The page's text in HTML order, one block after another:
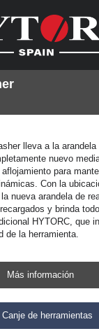
lleva a la
nuevo
para
Con la
nueva arandela de
y brinda
HYTORC, que
de la herramienta.
Más información
Canje de herramientas